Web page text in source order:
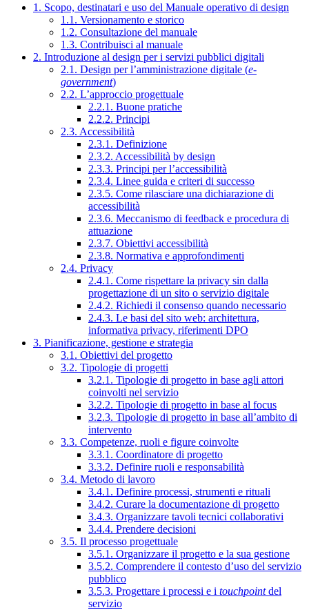
1. Scopo, destinatari e uso del Manuale operativo di design
1.1. Versionamento e storico
1.2. Consultazione del manuale
1.3. Contribuisci al manuale
2. Introduzione al design per i servizi pubblici digitali
2.1. Design per l’amministrazione digitale (e-
government)
2.2. L’approccio progettuale
2.2.1. Buone pratiche
2.2.2. Principi
2.3. Accessibilità
2.3.1. Definizione
2.3.2. Accessibilità by design
2.3.3. Principi per l’accessibilità
2.3.4. Linee guida e criteri di successo
2.3.5. Come rilasciare una dichiarazione di
accessibilità
2.3.6. Meccanismo di feedback e procedura di
attuazione
2.3.7. Obiettivi accessibilità
2.3.8. Normativa e approfondimenti
2.4. Privacy
2.4.1. Come rispettare la privacy sin dalla
progettazione di un sito o servizio digitale
2.4.2. Richiedi il consenso quando necessario
2.4.3. Le basi del sito web: architettura,
informativa privacy, riferimenti DPO
3. Pianificazione, gestione e strategia
3.1. Obiettivi del progetto
3.2. Tipologie di progetti
3.2.1. Tipologie di progetto in base agli attori
coinvolti nel servizio
3.2.2. Tipologie di progetto in base al focus
3.2.3. Tipologie di progetto in base all’ambito di
intervento
3.3. Competenze, ruoli e figure coinvolte
3.3.1. Coordinatore di progetto
3.3.2. Definire ruoli e responsabilità
3.4. Metodo di lavoro
3.4.1. Definire processi, strumenti e rituali
3.4.2. Curare la documentazione di progetto
3.4.3. Organizzare tavoli tecnici collaborativi
3.4.4. Prendere decisioni
3.5. Il processo progettuale
3.5.1. Organizzare il progetto e la sua gestione
3.5.2. Comprendere il contesto d’uso del servizio
pubblico
3.5.3. Progettare i processi e i touchpointdel
servizio